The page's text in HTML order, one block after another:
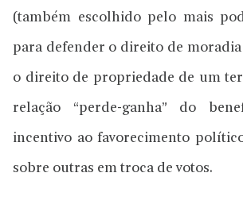
(também escolhido pelo mais
para defender o direito de
o direito de propriedade de um
relação “perde-ganha” do
incentivo ao favorecimento
sobre outras em troca de votos.